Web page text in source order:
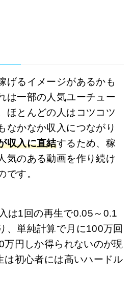
げるイメージがあるかも
は一部の人気ユーチュー
ほとんどの人はコツコツ
なかなか収入につながり
収入に直結するため、稼
気のある動画を作り続け
です。
は1回の再生で0.05～0.1
、単純計算で月に100万回
万円しか得られないのが現
は初心者には高いハードル